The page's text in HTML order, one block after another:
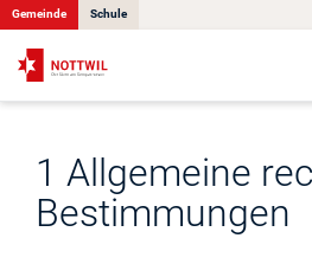
Politik & Verwaltung
Gemeinde Schule
1 Allgemeine
Bestimmungen